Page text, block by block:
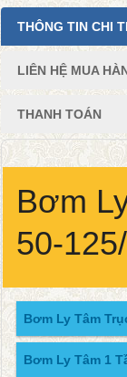
THÔNG TIN CHI
LIÊN HỆ MUA
THANH TOÁN
Bơm
50-
Bơm Ly Tâm
Bơm Ly Tâm 1